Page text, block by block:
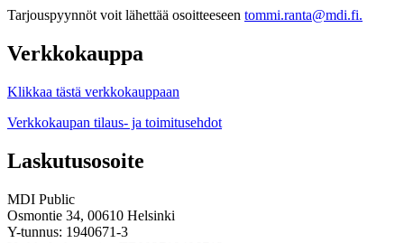
Tarjouspyynnöt voit lähettää osoitteeseen tommi.ranta@mdi.fi.
Verkkokauppa
Klikkaa tästä verkkokauppaan
Verkkokaupan tilaus- ja toimitusehdot
Laskutusosoite
MDI Public
Osmontie 34, 00610 Helsinki
Y-tunnus: 1940671-3